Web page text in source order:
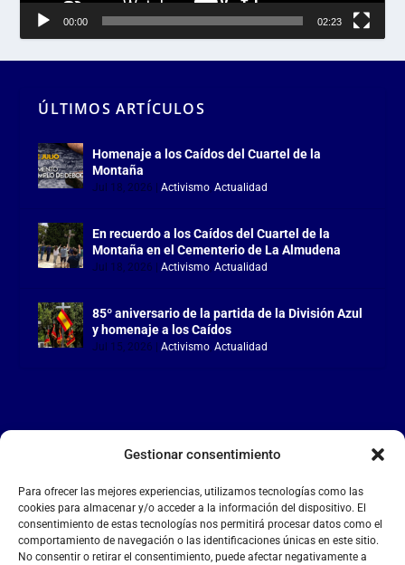
Gestionar consentimiento
Para ofrecer las mejores experiencias, utilizamos tecnologías como las
cookies para almacenar y/o acceder a la información del dispositivo. El
consentimiento de estas tecnologías nos permitirá procesar datos como el
comportamiento de navegación o las identificaciones únicas en este sitio.
No consentir o retirar el consentimiento, puede afectar negativamente a
00:00 02:23
ÚLTIMOS ARTÍCULOS
Homenaje a los Caídos del Cuartel de la
Montaña
Jul 18, 2026 |Activismo ,Actualidad
En recuerdo a los Caídos del Cuartel de la
Montaña en el Cementerio de La Almudena
Jul 18, 2026 |Activismo ,Actualidad
85º aniversario de la partida de la División Azul
y homenaje a los Caídos
Jul 15, 2026 |Activismo ,Actualidad
LA FALANGE
Reproductor
de
vídeo